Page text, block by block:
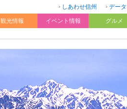
しあわせ信州 デー
観光情報 イベント情報 グルメ